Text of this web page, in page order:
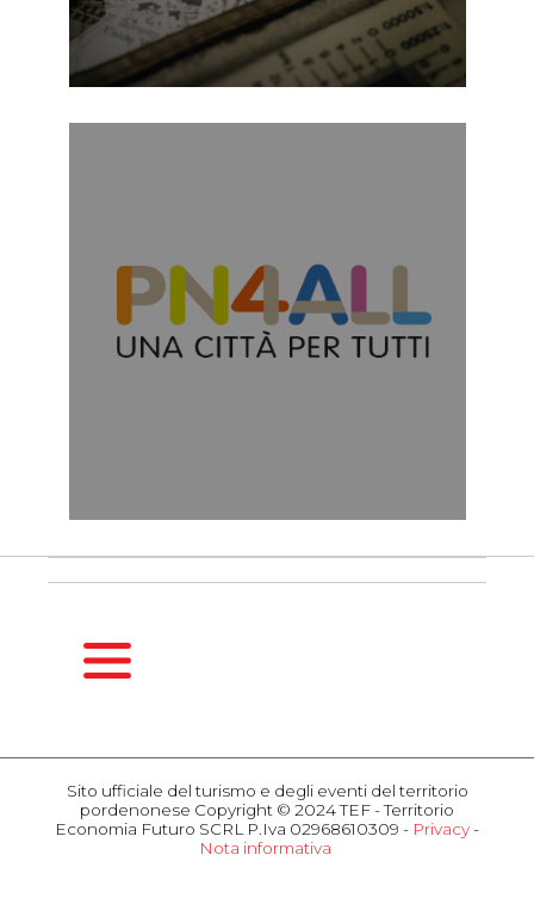
STAGIONALE
Primavera
Sito ufficiale del turismo e degli eventi del territorio
pordenonese Copyright © 2024 TEF - Territorio
Economia Futuro SCRL P.Iva 02968610309 - Privacy -
Nota informativa